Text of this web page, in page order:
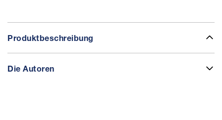
Produktbeschreibung
Die Autoren